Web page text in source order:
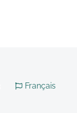
Français